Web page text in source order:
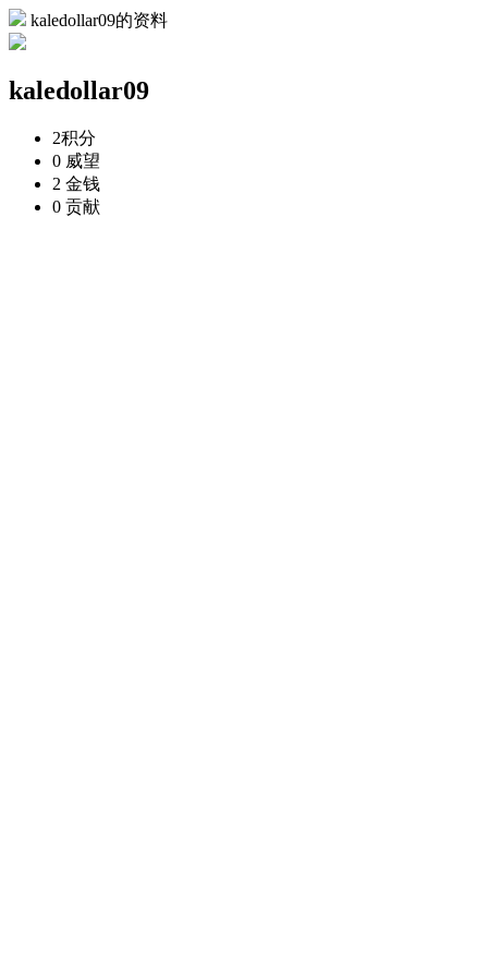
kaledollar09的资料
kaledollar09
2积分
0 威望
2 金钱
0 贡献